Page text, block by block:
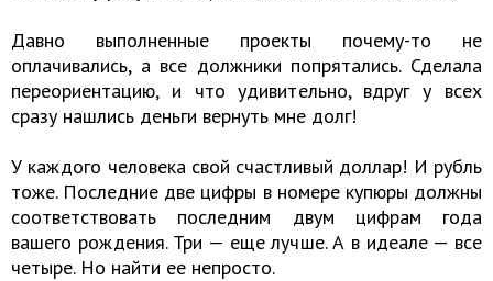
Давно выполненные проекты почему-то не
оплачивались, а все должники попрятались. Сделала
переориентацию, и что удивительно, вдруг у всех
сразу нашлись деньги вернуть мне долг!
У каждого человека свой счастливый доллар! И рубль
тоже. Последние две цифры в номере купюры должны
соответствовать последним двум цифрам года
вашего рождения. Три — еще лучше. А в идеале — все
четыре. Но найти ее непросто.